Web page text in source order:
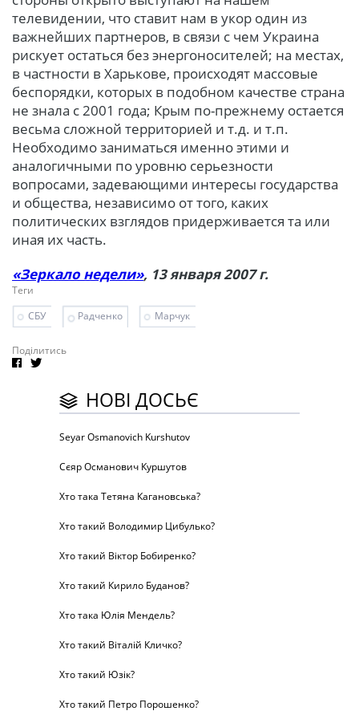
телевидении, что ставит нам в укор один из
важнейших партнеров, в связи с чем Украина
рискует остаться без энергоносителей; на местах,
в частности в Харькове, происходят массовые
беспорядки, которых в подобном качестве страна
не знала с 2001 года; Крым по-прежнему остается
весьма сложной территорией и т.д. и т.п.
Необходимо заниматься именно этими и
аналогичными по уровню серьезности
вопросами, задевающими интересы государства
и общества, независимо от того, каких
политических взглядов придерживается та или
иная их часть.
«Зеркало недели», 13 января 2007 г.
Теги
СБУ
Радченко Марчук
Поділитись
НОВІ ДОСЬЄ
Seyar Osmanovich Kurshutov
Сєяр Османович Куршутов
Хто така Тетяна Кагановська?
Хто такий Володимир Цибулько?
Хто такий Віктор Бобиренко?
Хто такий Кирило Буданов?
Хто така Юлія Мендель?
Хто такий Віталій Кличко?
Хто такий Юзік?
Хто такий Петро Порошенко?